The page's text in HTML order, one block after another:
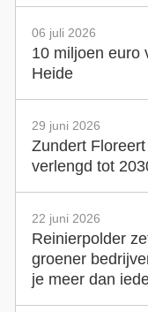
06 juli 2026
10 miljoen euro
Heide
29 juni 2026
Zundert
verlengd tot
22 juni 2026
Reinierpolder
groener
je meer dan